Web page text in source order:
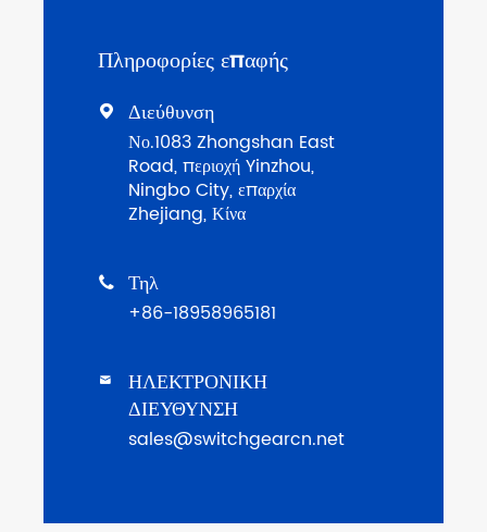
Πληροφορίες επαφής
 Διεύθυνση
Νο.1083 Zhongshan East
Road, περιοχή Yinzhou,
Ningbo City, επαρχία
Zhejiang, Κίνα
 Τηλ
+86-18958965181

ΗΛΕΚΤΡΟΝΙΚΗ
ΔΙΕΥΘΥΝΣΗ
sales@switchgearcn.net